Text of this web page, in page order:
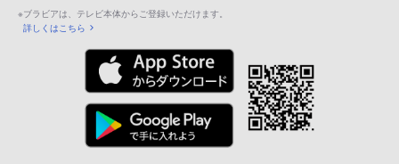
※ブラビアは、テレビ本体からご登録いただけます。
詳しくはこちら